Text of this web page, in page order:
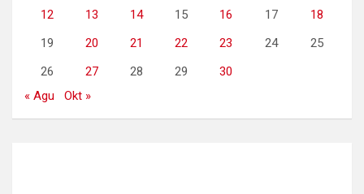
12
13 14 15 16 17
18
19
20 21 22 23 24
25
26
27 28 29
30
« Agu
Okt »